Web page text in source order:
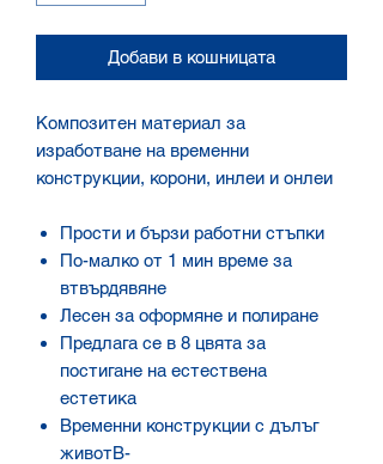
Добави в кошницата
Композитен материал за
изработване на временни
конструкции, корони, инлеи и онлеи
Прости и бързи работни стъпки
По-малко от 1 мин време за
втвърдявяне
Лесен за оформяне и полиране
Предлага се в 8 цвята за
постигане на естествена
естетика
Временни конструкции с дълъг
животВ-